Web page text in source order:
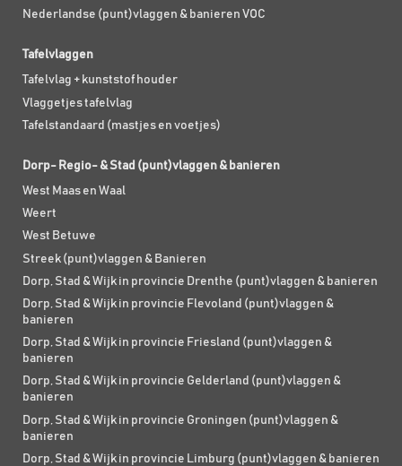
Nederlandse (punt)vlaggen & banieren VOC
Tafelvlaggen
Tafelvlag + kunststof houder
Vlaggetjes tafelvlag
Tafelstandaard (mastjes en voetjes)
Dorp- Regio- & Stad (punt)vlaggen & banieren
West Maas en Waal
Weert
West Betuwe
Streek (punt)vlaggen & Banieren
Dorp, Stad & Wijk in provincie Drenthe (punt)vlaggen & banieren
Dorp, Stad & Wijk in provincie Flevoland (punt)vlaggen &
banieren
Dorp, Stad & Wijk in provincie Friesland (punt)vlaggen &
banieren
Dorp, Stad & Wijk in provincie Gelderland (punt)vlaggen &
banieren
Dorp, Stad & Wijk in provincie Groningen (punt)vlaggen &
banieren
Dorp, Stad & Wijk in provincie Limburg (punt)vlaggen & banieren